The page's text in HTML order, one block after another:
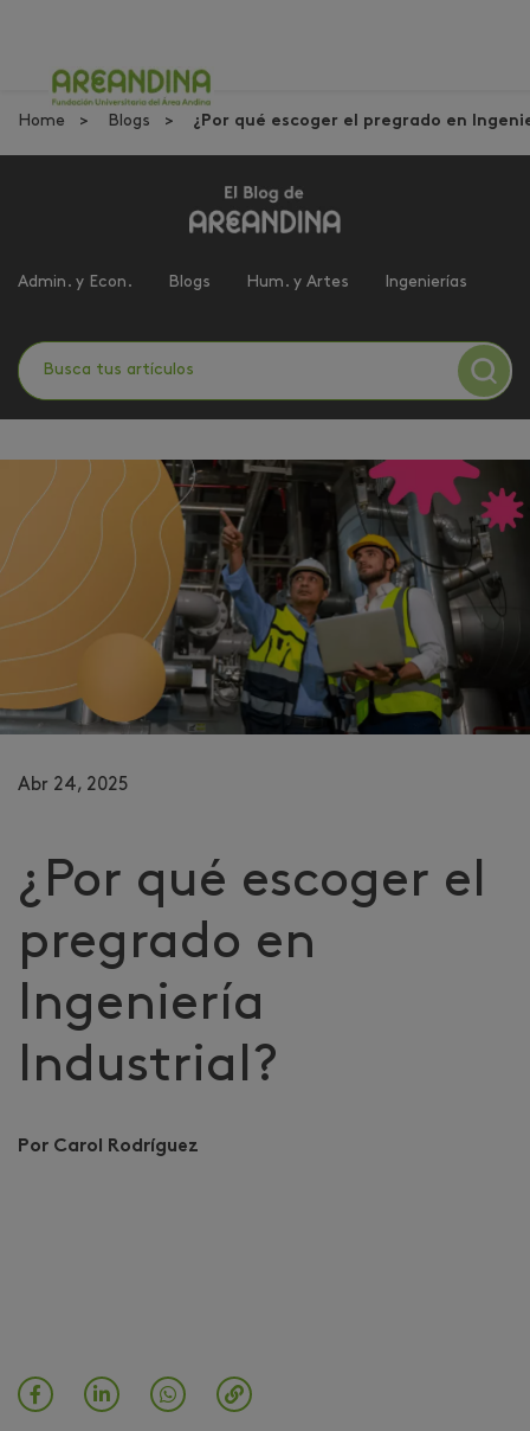
Home Blogs ¿Por qué escoger el pregrado en
Admin. y Econ. Blogs Hum. y Artes Ingenierías
Abr 24, 2025
¿Por qué escoger el
pregrado en
Ingeniería
Industrial?
Por Carol Rodríguez